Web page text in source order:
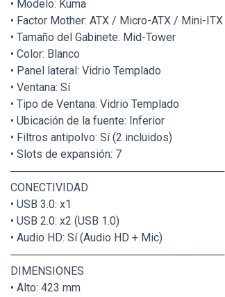
• Modelo: Kuma
• Factor Mother: ATX / Micro-ATX / Mini-ITX
• Tamaño del Gabinete: Mid-Tower
• Color: Blanco
• Panel lateral: Vidrio Templado
• Ventana: Sí
• Tipo de Ventana: Vidrio Templado
• Ubicación de la fuente: Inferior
• Filtros antipolvo: Sí (2 incluidos)
• Slots de expansión: 7
────────────────────────────
CONECTIVIDAD
• USB 3.0: x1
• USB 2.0: x2 (USB 1.0)
• Audio HD: Sí (Audio HD + Mic)
────────────────────────────
DIMENSIONES
• Alto: 423 mm